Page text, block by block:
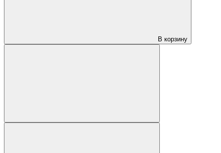
В корзину